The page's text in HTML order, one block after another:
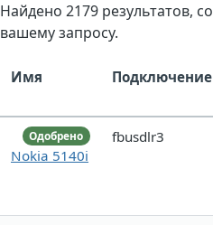
Найдено 2179 результатов,
вашему запросу.
Имя Подключение
Одобрено
Nokia 5140i
fbusdlr3